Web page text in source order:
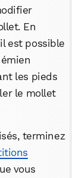
En
est possible
les pieds
le mollet
terminez
vous